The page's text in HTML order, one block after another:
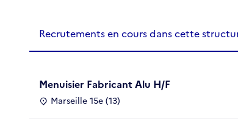
Recrutements de la structure
Recrutements en cours dans cette
Menuisier Fabricant Alu H/F
Marseille 15e (13)